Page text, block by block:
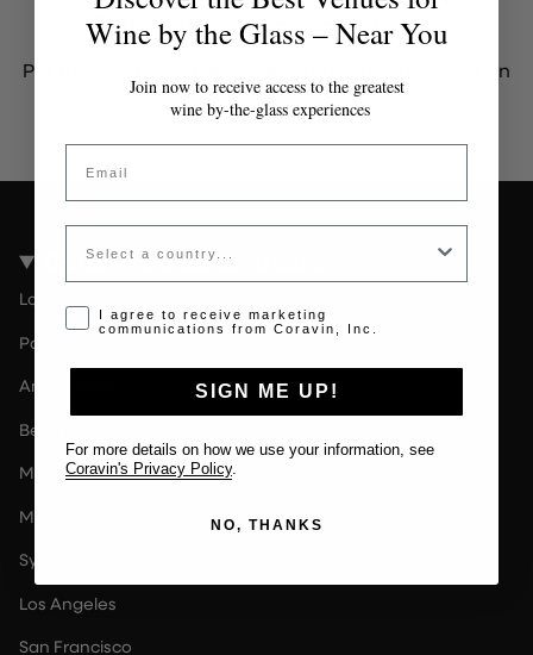
Token inválido o expirado
Por favor contacta al administrador para obtener un
token válido.
Coravin Guide Locations
London
Paris
Amsterdam
Berlin
Milan
Melbourne
Sydney
Los Angeles
San Francisco
Wine by the Glass – Near You
Join now to receive access to the greatest
wine by-the-glass experiences
Email
Country
Opt-in disclaimer
I agree to receive marketing
communications from Coravin, Inc.
SIGN ME UP!
For more details on how we use your information, see
Coravin's Privacy Policy
NO, THANKS